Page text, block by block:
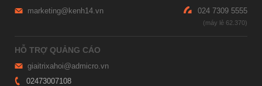
marketing@kenh14.vn 024 7309 5555
HỖ TRỢ QUẢNG CÁO
giaitrixahoi@admicro.vn
02473007108